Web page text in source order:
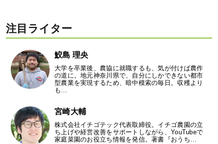
注目ライター
鮫島 理央
大学を卒業後、農協に就職するも、気が付けば農作
の道に。地元神奈川県で、自分にしかできない都市
型農業を実現するため、暗中模索の毎日。収穫より
も…
宮崎大輔
株式会社イチゴテック代表取締役。イチゴ農園の立
ち上げや経営改善をサポートしながら、YouTubeで
家庭菜園のお役立ち情報を発信。著書『おうち…